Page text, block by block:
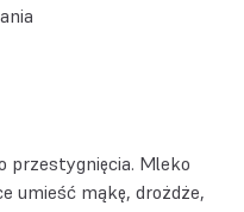
przestygnięcia. Mleko
umieść mąkę, drożdże,